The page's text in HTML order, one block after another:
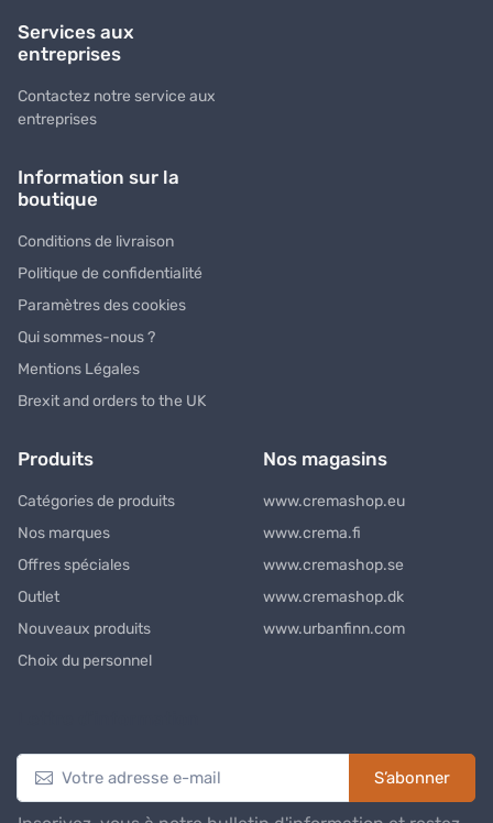
Services aux
entreprises
Contactez notre service aux
entreprises
Information sur la
boutique
Conditions de livraison
Politique de confidentialité
Paramètres des cookies
Qui sommes-nous ?
Mentions Légales
Brexit and orders to the UK
Produits
Catégories de produits
Nos marques
Offres spéciales
Outlet
Nouveaux produits
Choix du personnel
Nos magasins
www.cremashop.eu
www.crema.fi
www.cremashop.se
www.cremashop.dk
www.urbanfinn.com
S’abonner